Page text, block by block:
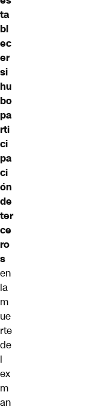
ta
bl
ec
er
si
hu
bo
pa
rti
ci
pa
ci
ón
de
ter
ce
ro
s
en
la
m
ue
rte
de
l
ex
m
an